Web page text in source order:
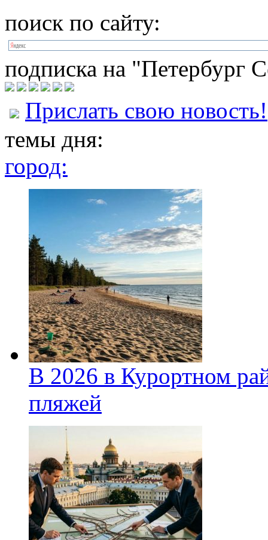
поиск по сайту:
подписка на "Петербург
Прислать свою новость!
темы дня:
город:
В 2026 в Курортном
пляжей